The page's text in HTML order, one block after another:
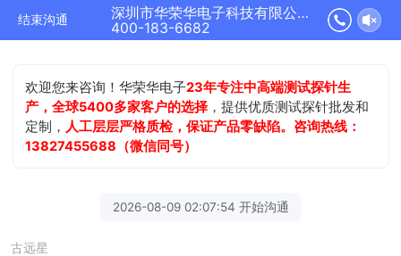
结束沟通
深圳市华荣华电子科技有限公司正在为您服务
400-183-6682
欢迎您来咨询！华荣华电子23年专注中高端测试探针生
产，全球5400多家客户的选择 ，提供优质测试探针批发和
定制， 人工层层严格质检，保证产品零缺陷。咨询热线：
13827455688（微信同号）
2026-08-09 02:07:54 开始沟通
古远星